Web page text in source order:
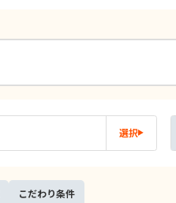
選択
こだわり条件